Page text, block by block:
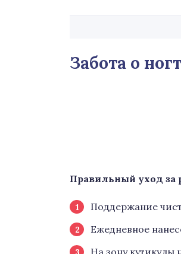
Забота о
Правильный уход за
Поддержание
Ежедневное
На зону кутикулы